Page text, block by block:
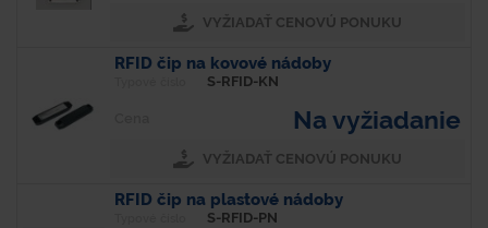
VYŽIADAŤ CENOVÚ PONUKU
RFID čip na kovové nádoby
S-RFID-KN
Na vyžiadanie
VYŽIADAŤ CENOVÚ PONUKU
RFID čip na plastové nádoby
S-RFID-PN